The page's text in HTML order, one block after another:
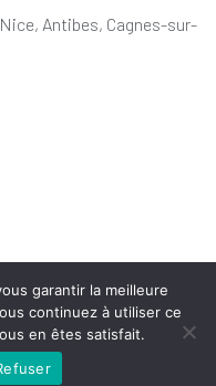
Antibes, Cagnes-sur-
garantir la meilleure
continuez à utiliser ce
en êtes satisfait.